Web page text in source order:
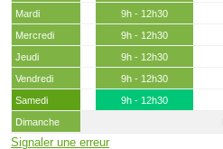
Mardi
9h - 12h30
Mercredi
9h - 12h30
Jeudi
9h - 12h30
Vendredi
9h - 12h30
Samedi
9h - 12h30
Dimanche
Signaler une erreur